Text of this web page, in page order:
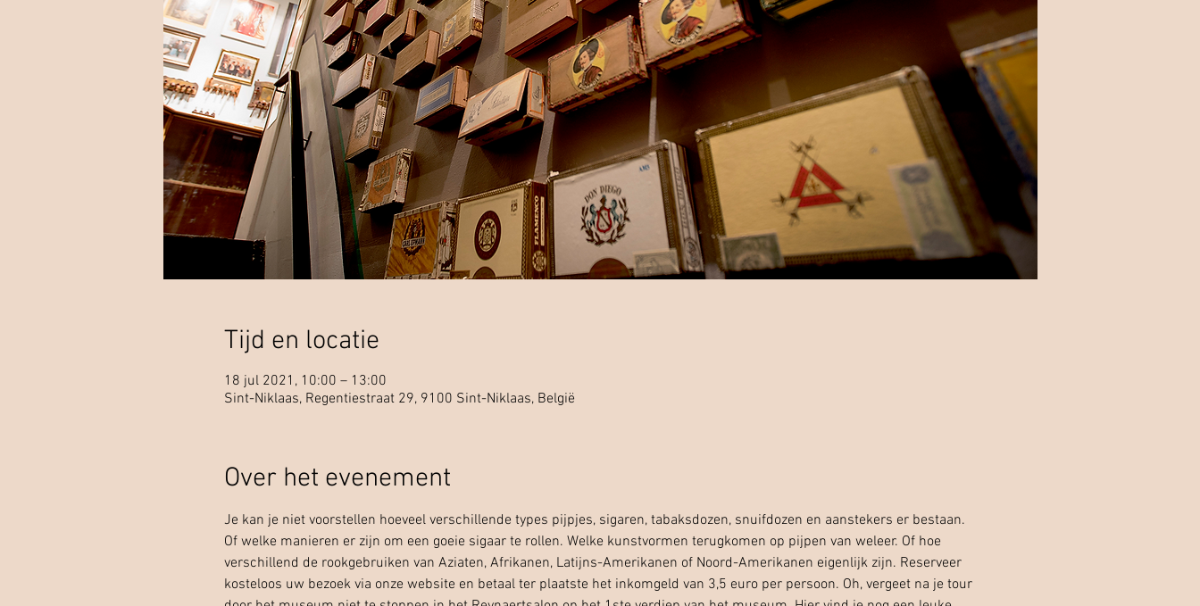
Tijd en locatie
18 jul 2021, 10:00 – 13:00
Sint-Niklaas, Regentiestraat 29, 9100 Sint-Niklaas, België
Over het evenement
Je kan je niet voorstellen hoeveel verschillende types pijpjes, sigaren, tabaksdozen, snuifdozen en aanstekers er bestaan.
Of welke manieren er zijn om een goeie sigaar te rollen. Welke kunstvormen terugkomen op pijpen van weleer. Of hoe
verschillend de rookgebruiken van Aziaten, Afrikanen, Latijns-Amerikanen of Noord-Amerikanen eigenlijk zijn. Reserveer
kosteloos uw bezoek via onze website en betaal ter plaatste het inkomgeld van 3,5 euro per persoon. Oh, vergeet na je tour